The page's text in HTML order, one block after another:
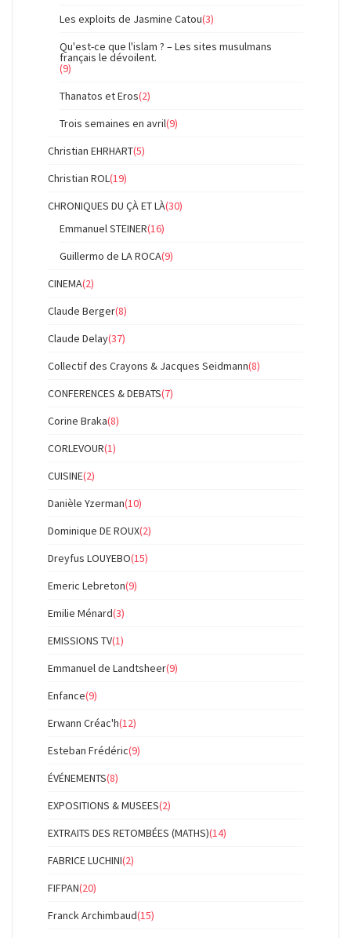
Les exploits de Jasmine Catou(3)
Qu'est-ce que l'islam ? – Les sites musulmans
français le dévoilent.
(9)
Thanatos et Eros(2)
Trois semaines en avril(9)
Christian EHRHART(5)
Christian ROL(19)
CHRONIQUES DU ÇÀ ET LÀ(30)
Emmanuel STEINER(16)
Guillermo de LA ROCA(9)
CINEMA(2)
Claude Berger(8)
Claude Delay(37)
Collectif des Crayons & Jacques Seidmann(8)
CONFERENCES & DEBATS(7)
Corine Braka(8)
CORLEVOUR(1)
CUISINE(2)
Danièle Yzerman(10)
Dominique DE ROUX(2)
Dreyfus LOUYEBO(15)
Emeric Lebreton(9)
Emilie Ménard(3)
EMISSIONS TV(1)
Emmanuel de Landtsheer(9)
Enfance(9)
Erwann Créac'h(12)
Esteban Frédéric(9)
ÉVÉNEMENTS(8)
EXPOSITIONS & MUSEES(2)
EXTRAITS DES RETOMBÉES (MATHS)(14)
FABRICE LUCHINI(2)
FIFPAN(20)
Franck Archimbaud(15)